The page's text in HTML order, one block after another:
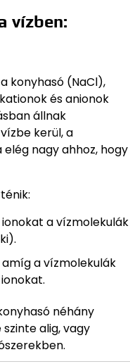
vízben:
konyhasó (NaCl),
és anionok
állnak
kerül, a
nagy ahhoz, hogy
ionokat a vízmolekulák
a vízmolekulák
néhány
alig, vagy